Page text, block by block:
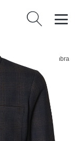
Vyhledávání
modř / umbra